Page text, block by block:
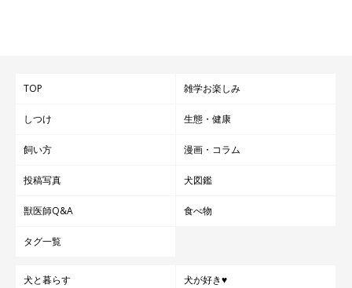
TOP 雑学お楽しみ
しつけ 生態・健康
飼い方 漫画・コラム
投稿写真 犬図鑑
獣医師Q&A 食べ物
タグ一覧
犬と暮らす 犬が好き♥